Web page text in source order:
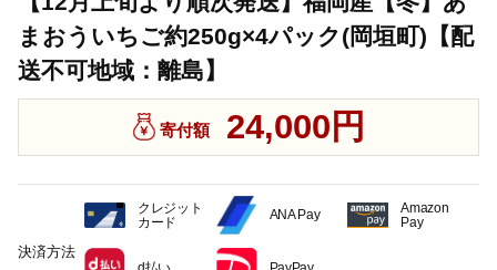
まおういちご約250g×4パック(岡垣町)【配
送不可地域：離島】
寄付額 24,000円
決済方法
クレジット
カード
ANA Pay
Amazon
Pay